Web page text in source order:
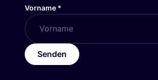
Vorname *
Senden